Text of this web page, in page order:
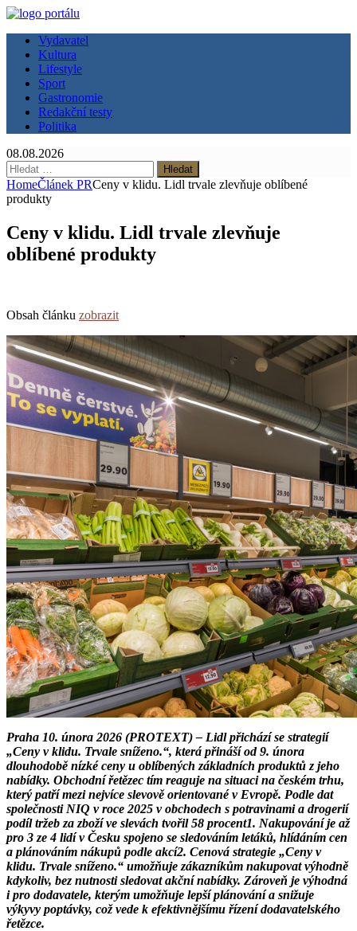
Vydavatel
Kultura
Lifestyle
Sport
Gastronomie
Redakční testy
Politika
08.08.2026
Vyhledávání
HomeČlánek PRCeny v klidu. Lidl trvale zlevňuje oblíbené
produkty
Ceny v klidu. Lidl trvale zlevňuje
oblíbené produkty
Obsah článku zobrazit
Praha 10. února 2026 (PROTEXT) – Lidl přichází se strategií
„Ceny v klidu. Trvale sníženo.“, která přináší od 9. února
dlouhodobě nízké ceny u oblíbených základních produktů z jeho
nabídky. Obchodní řetězec tím reaguje na situaci na českém trhu,
který patří mezi nejvíce slevově orientované v Evropě. Podle dat
společnosti NIQ v roce 2025 v obchodech s potravinami a drogerií
podíl tržeb za zboží ve slevách tvořil 58 procent1. Nakupování je až
pro 3 ze 4 lidí v Česku spojeno se sledováním letáků, hlídáním cen
a plánováním nákupů podle akcí2. Cenová strategie „Ceny v
klidu. Trvale sníženo.“ umožňuje zákazníkům nakupovat výhodně
kdykoliv, bez nutnosti sledovat akční nabídky. Zároveň je výhodná
i pro dodavatele, kterým umožňuje lepší plánování a snižuje
výkyvy poptávky, což vede k efektivnějšímu řízení dodavatelského
řetězce.